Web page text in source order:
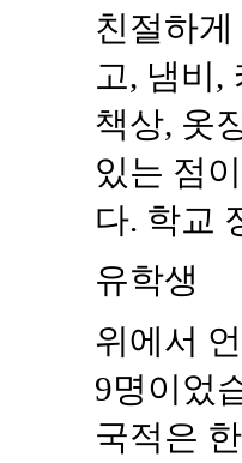
친절하
고, 냄비,
책상, 옷
있는 점
다. 학교
유학생
위에서
9명이었
국적은